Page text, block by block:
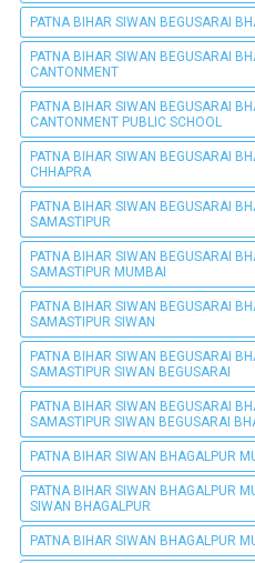
PATNA BIHAR SIWAN BEGUSARAI
PATNA BIHAR SIWAN BEGUSARAI
CANTONMENT
PATNA BIHAR SIWAN BEGUSARAI
CANTONMENT PUBLIC SCHOOL
PATNA BIHAR SIWAN BEGUSARAI
CHHAPRA
PATNA BIHAR SIWAN BEGUSARAI
SAMASTIPUR
PATNA BIHAR SIWAN BEGUSARAI
SAMASTIPUR MUMBAI
PATNA BIHAR SIWAN BEGUSARAI
SAMASTIPUR SIWAN
PATNA BIHAR SIWAN BEGUSARAI
SAMASTIPUR SIWAN BEGUSARAI
PATNA BIHAR SIWAN BEGUSARAI
SAMASTIPUR SIWAN BEGUSARAI
PATNA BIHAR SIWAN BHAGALPUR
PATNA BIHAR SIWAN BHAGALPUR
SIWAN BHAGALPUR
PATNA BIHAR SIWAN BHAGALPUR